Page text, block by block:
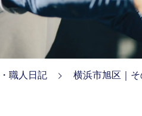
職人日記 横浜市旭区｜